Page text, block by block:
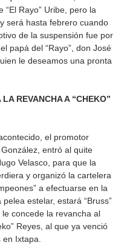
“El Rayo” Uribe, pero la
será hasta febrero cuando
de la suspensión fue por
papá del “Rayo”, don José
le deseamos una pronta
REVANCHA A “CHEKO”
el promotor
entró al quite
Velasco, para que la
y organizó la cartelera
a efectuarse en la
estelar, estará “Bruss”
concede la revancha al
Reyes, al que ya venció
en Ixtapa.